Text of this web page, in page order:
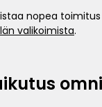
nopea
valikoimista.